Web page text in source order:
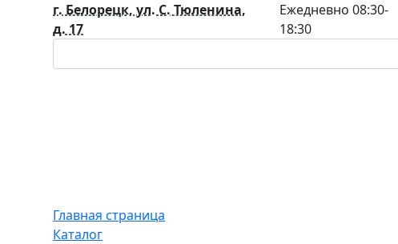
г. Белорецк, ул. С. Тюленина,
д. 17
Ежедневно 08:30-
18:30
Главная страница
Каталог